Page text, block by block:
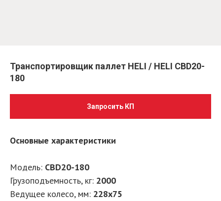
Транспортировщик паллет HELI / HELI CBD20-
180
Запросить КП
Основные характеристики
Модель: CBD20-180
Грузоподъемность, кг: 2000
Ведущее колесо, мм: 228х75